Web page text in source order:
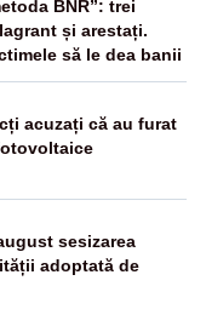
BNR”: trei
și arestați.
să le dea banii
acuzați că au furat
sesizarea
adoptată de